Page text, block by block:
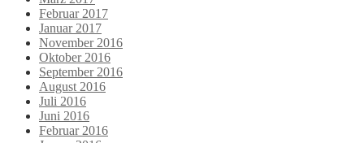
Februar 2017
Januar 2017
November 2016
Oktober 2016
September 2016
August 2016
Juli 2016
Juni 2016
Februar 2016